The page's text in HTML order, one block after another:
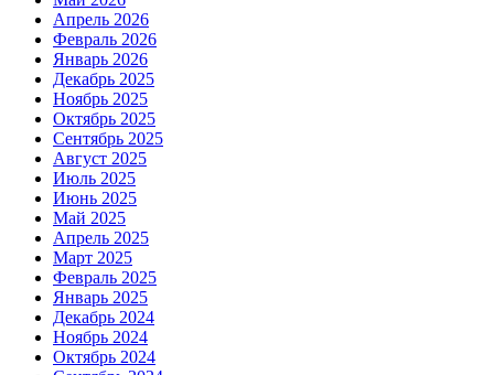
Апрель 2026
Февраль 2026
Январь 2026
Декабрь 2025
Ноябрь 2025
Октябрь 2025
Сентябрь 2025
Август 2025
Июль 2025
Июнь 2025
Май 2025
Апрель 2025
Март 2025
Февраль 2025
Январь 2025
Декабрь 2024
Ноябрь 2024
Октябрь 2024